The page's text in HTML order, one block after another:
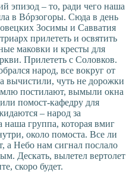
эпизод – то, ради чего наша
в Вóрзогоры. Сюда в день
Зосимы и Савватия
прилететь и освятить
маковки и кресты для
Прилететь с Соловков.
народ, все вокруг от
вычистили, чуть не дорожки
постилают, вымыли окна
помост-кафедру для
– народ за
наша группа, которая вмиг
около помоста. Все ли
а Небо нам сигнал послало
Дескать, вылетел
скоро будет.